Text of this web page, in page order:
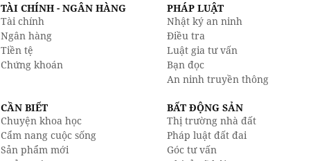
TÀI CHÍNH - NGÂN HÀNG
Tài chính
Ngân hàng
Tiền tệ
Chứng khoán
PHÁP LUẬT
Nhật ký an ninh
Điều tra
Luật gia tư vấn
Bạn đọc
An ninh truyền thông
CẦN BIẾT
Chuyện khoa học
Cẩm nang cuộc sống
Sản phẩm mới
BẤT ĐỘNG SẢN
Thị trường nhà đất
Pháp luật đất đai
Góc tư vấn